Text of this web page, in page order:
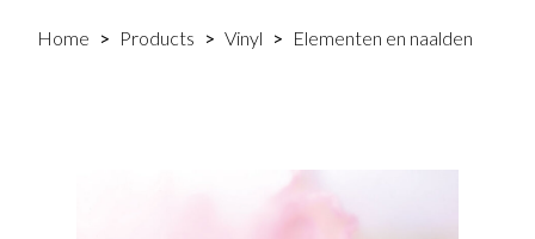
Home Products Vinyl Elementen en naalden